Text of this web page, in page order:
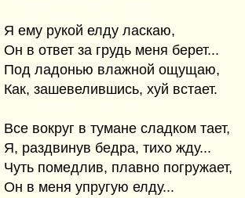
Я ему рукой елду ласкаю,
Он в ответ за грудь меня берет...
Под ладонью влажной ощущаю,
Как, зашевелившись, хуй встает.
Все вокруг в тумане сладком тает,
Я, раздвинув бедра, тихо жду...
Чуть помедлив, плавно погружает,
Он в меня упругую елду...